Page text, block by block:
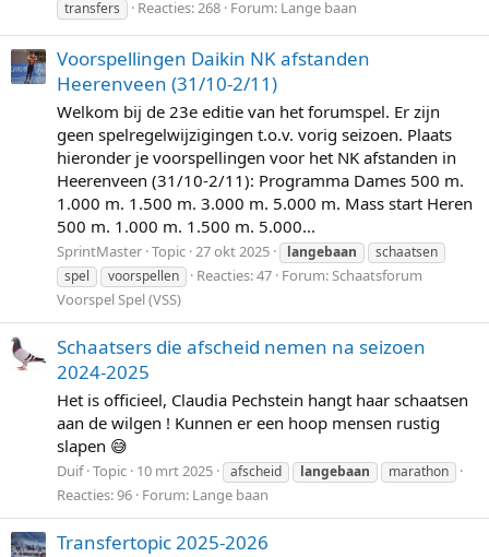
transfers
Reacties: 268 Forum: Lange baan
Voorspellingen Daikin NK afstanden
Heerenveen (31/10-2/11)
Welkom bij de 23e editie van het forumspel. Er zijn
geen spelregelwijzigingen t.o.v. vorig seizoen. Plaats
hieronder je voorspellingen voor het NK afstanden in
Heerenveen (31/10-2/11): Programma Dames 500 m.
1.000 m. 1.500 m. 3.000 m. 5.000 m. Mass start Heren
500 m. 1.000 m. 1.500 m. 5.000...
SprintMaster Topic 27 okt 2025 langebaan
schaatsen
spel
voorspellen Reacties: 47 Forum:Schaatsforum
Voorspel Spel (VSS)
Schaatsers die afscheid nemen na seizoen
2024-2025
Het is officieel, Claudia Pechstein hangt haar schaatsen
aan de wilgen ! Kunnen er een hoop mensen rustig
slapen 😅
Duif Topic 10 mrt 2025 afscheid langebaan marathon
Reacties: 96 Forum: Lange baan
Transfertopic 2025-2026